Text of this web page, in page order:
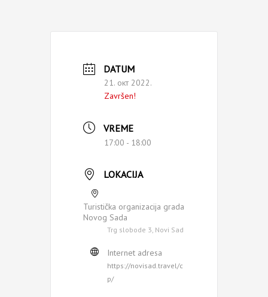
DATUM
21. окт 2022.
Završen!
VREME
17:00 - 18:00
LOKACIJA
Turistička organizacija grada
Novog Sada
Trg slobode 3, Novi Sad
Internet adresa
https://novisad.travel/c
p/